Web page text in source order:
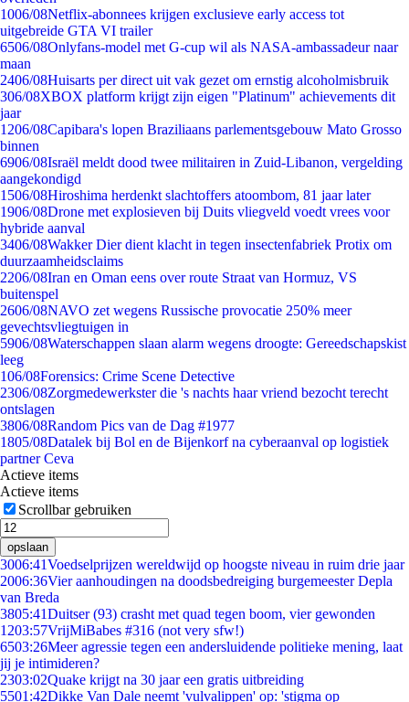
1006/08Netflix-abonnees krijgen exclusieve early access tot
uitgebreide GTA VI trailer
6506/08Onlyfans-model met G-cup wil als NASA-ambassadeur naar
maan
2406/08Huisarts per direct uit vak gezet om ernstig alcoholmisbruik
306/08XBOX platform krijgt zijn eigen "Platinum" achievements dit
jaar
1206/08Capibara's lopen Braziliaans parlementsgebouw Mato Grosso
binnen
6906/08Israël meldt dood twee militairen in Zuid-Libanon, vergelding
aangekondigd
1506/08Hiroshima herdenkt slachtoffers atoombom, 81 jaar later
1906/08Drone met explosieven bij Duits vliegveld voedt vrees voor
hybride aanval
3406/08Wakker Dier dient klacht in tegen insectenfabriek Protix om
duurzaamheidsclaims
2206/08Iran en Oman eens over route Straat van Hormuz, VS
buitenspel
2606/08NAVO zet wegens Russische provocatie 250% meer
gevechtsvliegtuigen in
5906/08Waterschappen slaan alarm wegens droogte: Gereedschapskist
leeg
106/08Forensics: Crime Scene Detective
2306/08Zorgmedewerkster die 's nachts haar vriend bezocht terecht
ontslagen
3806/08Random Pics van de Dag #1977
1805/08Datalek bij Bol en de Bijenkorf na cyberaanval op logistiek
partner Ceva
Actieve items
Actieve items
Scrollbar gebruiken
opslaan
3006:41Voedselprijzen wereldwijd op hoogste niveau in ruim drie jaar
2006:36Vier aanhoudingen na doodsbedreiging burgemeester Depla
van Breda
3805:41Duitser (93) crasht met quad tegen boom, vier gewonden
1203:57VrijMiBabes #316 (not very sfw!)
6503:26Meer agressie tegen een andersluidende politieke mening, laat
jij je intimideren?
2303:02Quake krijgt na 30 jaar een gratis uitbreiding
5501:42Dikke Van Dale neemt 'vulvalippen' op: 'stigma op